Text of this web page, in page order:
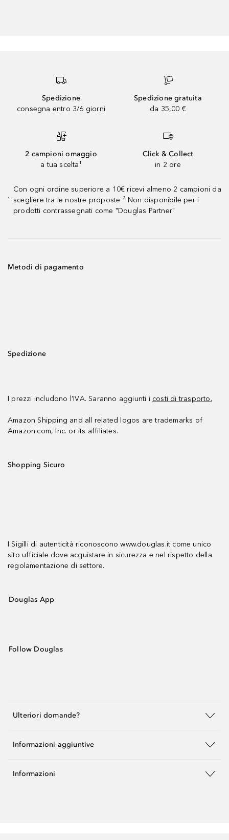
Spedizione
consegna entro 3/6 giorni
Spedizione gratuita
da 35,00 €
2 campioni omaggio
a tua scelta¹
Click & Collect
in 2 ore
¹
Con ogni ordine superiore a 10€ ricevi almeno 2 campioni da
scegliere tra le nostre proposte ² Non disponibile per i
prodotti contrassegnati come "Douglas Partner"
Metodi di pagamento
Spedizione
I prezzi includono l’IVA. Saranno aggiunti i costi di trasporto.
Amazon Shipping and all related logos are trademarks of
Amazon.com, Inc. or its affiliates.
Shopping Sicuro
I Sigilli di autenticità riconoscono www.douglas.it come unico
sito ufficiale dove acquistare in sicurezza e nel rispetto della
regolamentazione di settore.
Douglas App
Follow Douglas
Ulteriori domande?
Informazioni aggiuntive
Informazioni